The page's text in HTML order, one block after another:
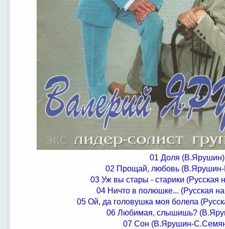
01 Доля (В.Ярушин)
02 Прощай, любовь (В.Ярушин-
03 Уж вы стары - старики (Русская
04 Ничто в полюшке... (Русская
05 Ой, да головушка моя болела
06 Любимая, слышишь?
07 Сон (В.Ярушин-